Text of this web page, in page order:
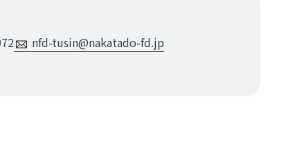
nfd-tusin@nakatado-fd.jp